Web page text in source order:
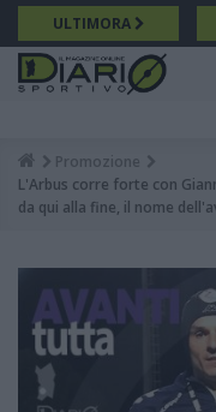
Salta
al
contenuto
principale
ULTIMORA
Breadcrumb
Promozione
L'Arbus corre forte con
da qui alla fine, il nome